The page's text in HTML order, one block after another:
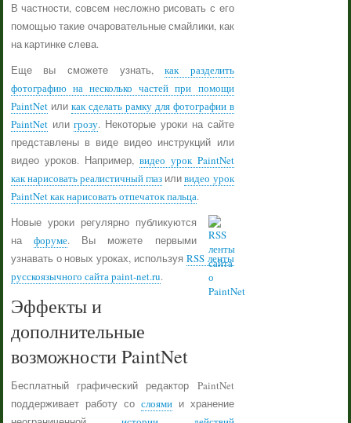
В частности, совсем несложно рисовать с его
помощью такие очаровательные смайлики, как
на картинке слева.
Еще вы сможете узнать,как разделить
фотографию на несколько частей при помощи
PaintNetили как сделать рамку для фотографии в
PaintNetилигрозу. Некоторые уроки на сайте
представлены в виде видео инструкций или
видео уроков. Например, видео урок PaintNet
как нарисовать реалистичный глаз иливидео урок
PaintNet как нарисовать отпечаток пальца.
Новые уроки регулярно публикуются
нафоруме. Вы можете первыми
узнавать о новых уроках, используя RSS ленты
русскоязычного сайта paint-net.ru.
Эффекты и
дополнительные
возможности PaintNet
Бесплатный графический редактор PaintNet
поддерживает работу со слоямии хранение